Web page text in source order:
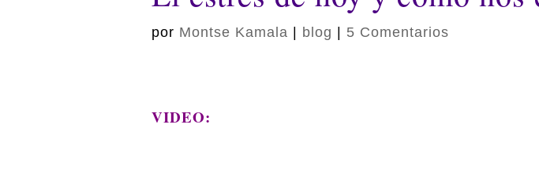
por Montse Kamala blog 5 Comentarios
VIDEO: